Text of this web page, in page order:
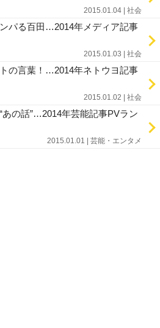
2015.01.04 | 社会
パる百田…2014年メディア記事
2015.01.03 | 社会
の言葉！…2014年ネトウヨ記事
2015.01.02 | 社会
の話”…2014年芸能記事PVラン
2015.01.01 | 芸能・エンタメ